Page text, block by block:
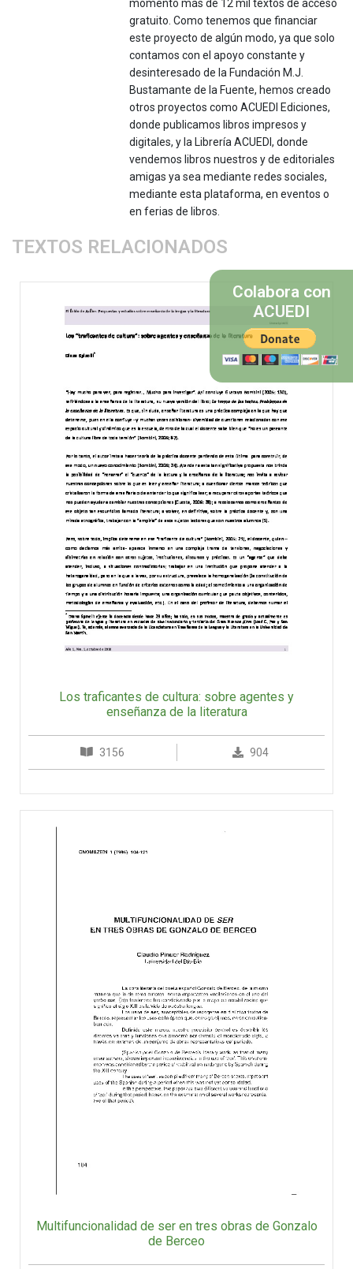
momento más de 12 mil textos de acceso
gratuito. Como tenemos que financiar
este proyecto de algún modo, ya que solo
contamos con el apoyo constante y
desinteresado de la Fundación M.J.
Bustamante de la Fuente, hemos creado
otros proyectos como ACUEDI Ediciones,
donde publicamos libros impresos y
digitales, y la Librería ACUEDI, donde
vendemos libros nuestros y de editoriales
amigas ya sea mediante redes sociales,
mediante esta plataforma, en eventos o
en ferias de libros.
TEXTOS RELACIONADOS
Los traficantes de cultura: sobre agentes y
enseñanza de la literatura
3156 904
Multifuncionalidad de ser en tres obras de Gonzalo
de Berceo
Colabora con
ACUEDI